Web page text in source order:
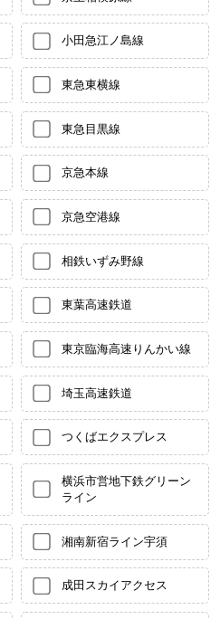
小田急江ノ島線
東急東横線
東急目黒線
京急本線
京急空港線
相鉄いずみ野線
東葉高速鉄道
東京臨海高速りんかい線
埼玉高速鉄道
つくばエクスプレス
横浜市営地下鉄グリーン
ライン
湘南新宿ライン宇須
成田スカイアクセス